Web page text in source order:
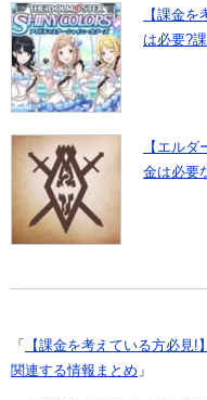
【課金
は必要?
【エル
金は必要
「
【課金を考えている方必見
関連する情報まとめ 」